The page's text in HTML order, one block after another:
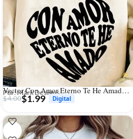
Vector Con Amor Eterno Te He Amado Corazón Retro Groovy
Por: Mark Designs
$4.00$1.99